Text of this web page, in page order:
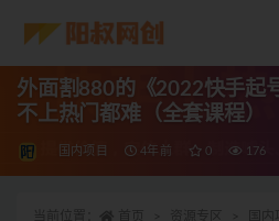
外面割880的《2022快手起
不上热门都难（全套课程）
国内项目 4年前 0 176